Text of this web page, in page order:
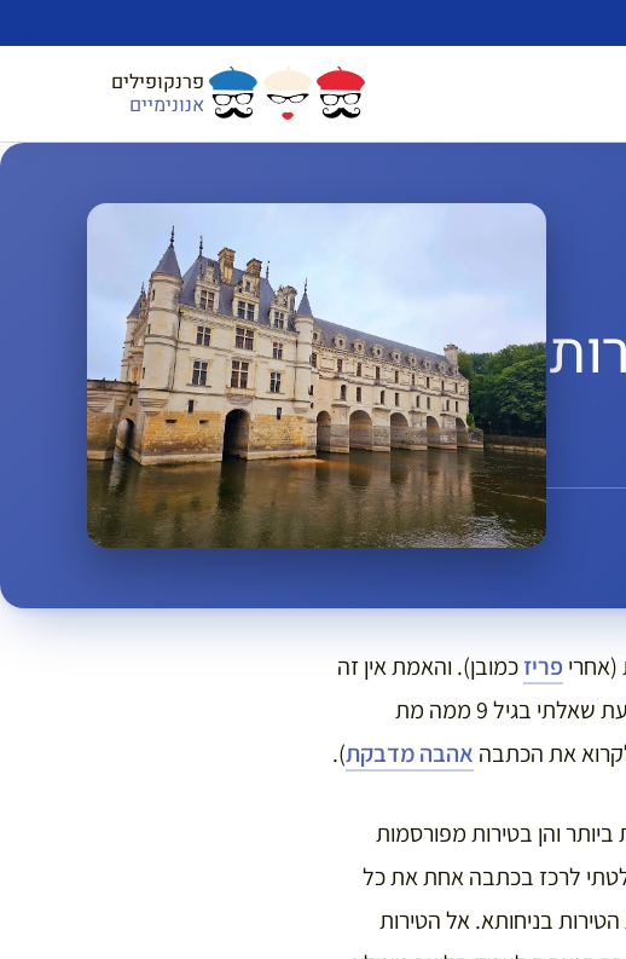
פרנקופילים
אנונימיים
טירות
פריזכמובן). והאמת אין זה
מפתיע מכיוון שכאן החלה האהבה הגדולה שלי להיסטוריה והתרבות הצרפתית, עת שאלתי בגיל 9 ממה מת
אהבה מדבקת).
והן בטירות מפורסמות
לרכז בכתבה אחת את כל
בניחותא. אל הטירות